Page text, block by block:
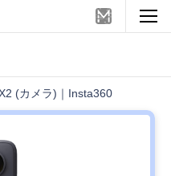
(カメラ)｜Insta360